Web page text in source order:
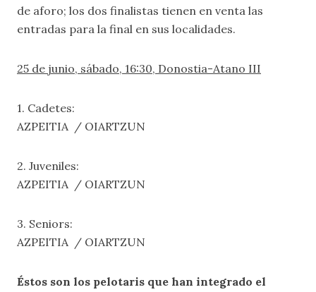
de aforo; los dos finalistas tienen en venta las
entradas para la final en sus localidades.
25 de junio, sábado, 16:30, Donostia-Atano III
1. Cadetes:
AZPEITIA / OIARTZUN
2. Juveniles:
AZPEITIA / OIARTZUN
3. Seniors:
AZPEITIA / OIARTZUN
Éstos son los pelotaris que han integrado el